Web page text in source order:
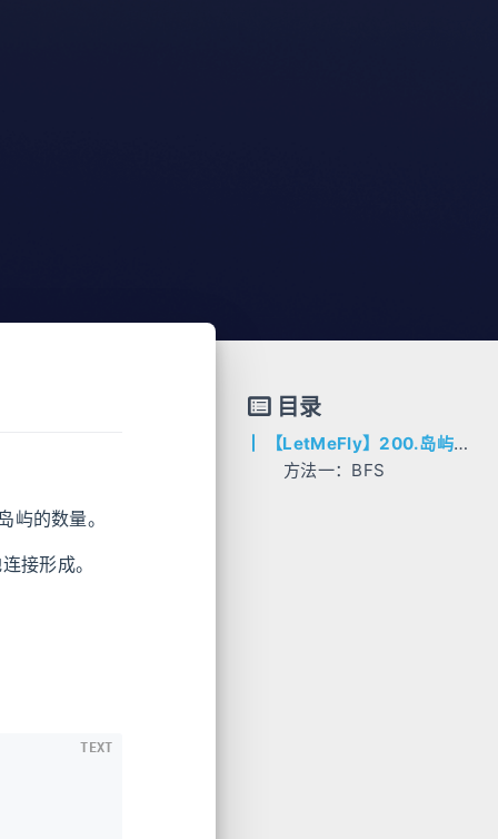
屿的数量。
接形成。
TEXT
目录
【LetMeFly】200.岛屿数量
方法一：BFS